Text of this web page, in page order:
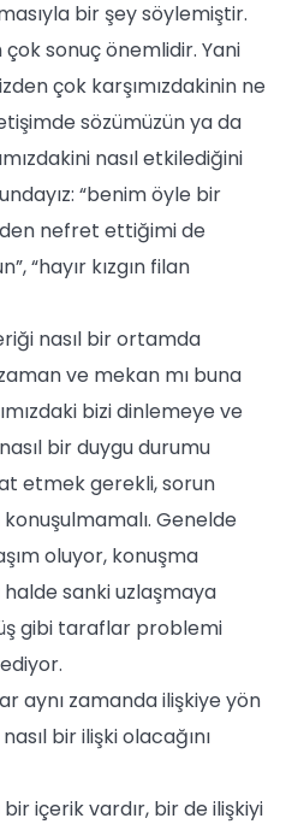
bir şey söylemiştir.
sonuç önemlidir. Yani
çok karşımızdakinin ne
sözümüzün ya da
nasıl etkilediğini
“benim öyle bir
nefret ettiğimi de
“hayır kızgın filan
nasıl bir ortamda
ve mekan mı buna
bizi dinlemeye ve
bir duygu durumu
etmek gerekli, sorun
Genelde
oluyor, konuşma
sanki uzlaşmaya
gibi taraflar problemi
aynı zamanda ilişkiye yön
bir ilişki olacağını
içerik vardır, bir de ilişkiyi